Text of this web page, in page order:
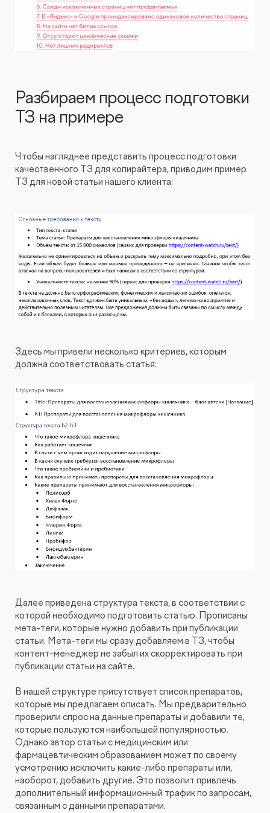
Разбираем процесс подготовки
ТЗ на примере
Чтобы нагляднее представить процесс подготовки
качественного ТЗ для копирайтера, приводим пример
ТЗ для новой статьи нашего клиента:
Здесь мы привели несколько критериев, которым
должна соответствовать статья:
Далее приведена структура текста, в соответствии с
которой необходимо подготовить статью. Прописаны
мета-теги, которые нужно добавить при публикации
статьи. Мета-теги мы сразу добавляем в ТЗ, чтобы
контент-менеджер не забыл их скорректировать при
публикации статьи на сайте.
В нашей структуре присутствует список препаратов,
которые мы предлагаем описать. Мы предварительно
проверили спрос на данные препараты и добавили те,
которые пользуются наибольшей популярностью.
Однако автор статьи с медицинским или
фармацевтическим образованием может по своему
усмотрению исключить какие-либо препараты или,
наоборот, добавить другие. Это позволит привлечь
дополнительный информационный трафик по запросам,
связанным с данными препаратами.